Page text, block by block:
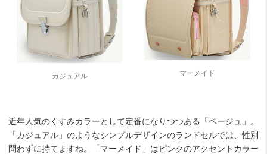
カジュアル マーメイド
近年人気のくすみカラーとして定番になりつつある「ベージュ」。
「カジュアル」のようなシンプルデザインのランドセルでは、性別
問わずに持てますね。「マーメイド」はピンクのアクセントカラー